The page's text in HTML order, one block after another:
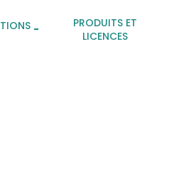
PRODUITS ET
LICENCES